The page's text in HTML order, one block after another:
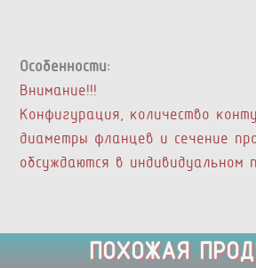
Особенности:
Внимание!!!
Конфигурация, количество
диаметры фланцев и сечение
обсуждаются в индивидуальном
ПОХОЖАЯ